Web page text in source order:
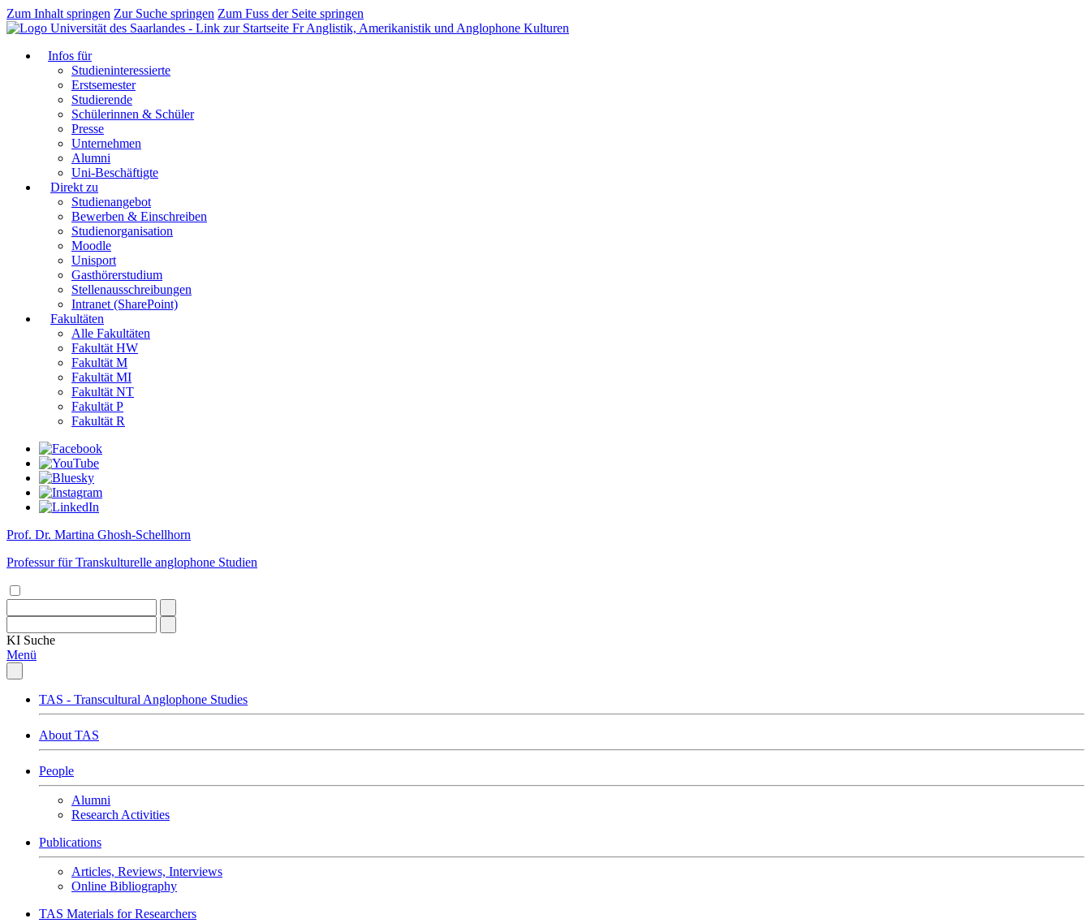
Zum Inhalt springen Zur Suche springen Zum Fuss der Seite springen
Fr Anglistik, Amerikanistik und Anglophone Kulturen
Infos für
Studieninteressierte
Erstsemester
Studierende
Schülerinnen & Schüler
Presse
Unternehmen
Alumni
Uni-Beschäftigte
Direkt zu
Studienangebot
Bewerben & Einschreiben
Studienorganisation
Moodle
Unisport
Gasthörerstudium
Stellenausschreibungen
Intranet (SharePoint)
Fakultäten
Alle Fakultäten
Fakultät HW
Fakultät M
Fakultät MI
Fakultät NT
Fakultät P
Fakultät R
Prof. Dr. Martina Ghosh-Schellhorn
Professur für Transkulturelle anglophone Studien
KI Suche
Menü
TAS - Transcultural Anglophone Studies
About TAS
People
Alumni
Research Activities
Publications
Articles, Reviews, Interviews
Online Bibliography
TAS Materials for Researchers